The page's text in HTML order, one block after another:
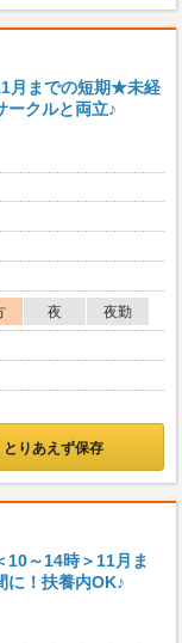
月までの短期★未経
ークルと両立♪
夜
夜勤
とりあえず保存
10～14時＞11月ま
！扶養内OK♪